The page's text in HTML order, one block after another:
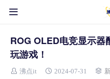
ROG OLED电竞显示器
玩游戏！
沸点it 2024-07-31